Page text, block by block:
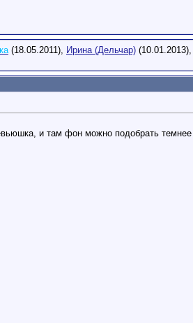
(18.05.2011), Ирина (Дельчар) (10.01.2013),
и там фон можно подобрать